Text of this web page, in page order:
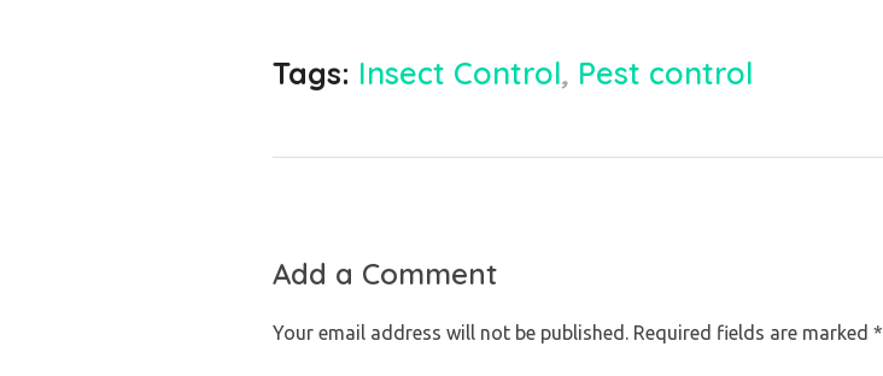
Tags: Insect Control, Pest control
Add a Comment
Your email address will not be published. Required fields are marked *